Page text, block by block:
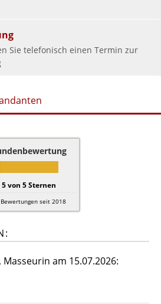
Sie telefonisch einen Termin zur
5von 5Sternen
Bewertungen seit 2018
, Masseurin am 15.07.2026: